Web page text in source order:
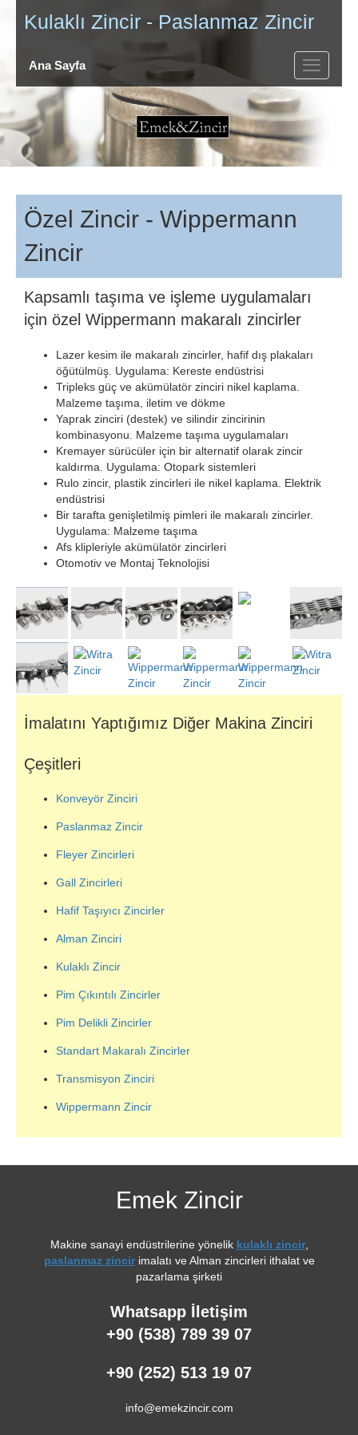
Kulaklı Zincir - Paslanmaz Zincir
Ana Sayfa
Özel Zincir - Wippermann
Zincir
Kapsamlı taşıma ve işleme uygulamaları
için özel Wippermann makaralı zincirler
Lazer kesim ile makaralı zincirler, hafif dış plakaları
öğütülmüş. Uygulama: Kereste endüstrisi
Tripleks güç ve akümülatör zinciri nikel kaplama.
Malzeme taşıma, iletim ve dökme
Yaprak zinciri (destek) ve silindir zincirinin
kombinasyonu. Malzeme taşıma uygulamaları
Kremayer sürücüler için bir alternatif olarak zincir
kaldırma. Uygulama: Otopark sistemleri
Rulo zincir, plastik zincirleri ile nikel kaplama. Elektrik
endüstrisi
Bir tarafta genişletilmiş pimleri ile makaralı zincirler.
Uygulama: Malzeme taşıma
Afs klipleriyle akümülatör zincirleri
Otomotiv ve Montaj Teknolojisi
İmalatını Yaptığımız Diğer Makina Zinciri
Çeşitleri
Konveyör Zinciri
Paslanmaz Zincir
Fleyer Zincirleri
Gall Zincirleri
Hafif Taşıyıcı Zincirler
Alman Zinciri
Kulaklı Zincir
Pim Çıkıntılı Zincirler
Pim Delikli Zincirler
Standart Makaralı Zincirler
Transmisyon Zinciri
Wippermann Zincir
Emek Zincir
Makine sanayi endüstrilerine yönelik kulaklı zincir,
paslanmaz zincirimalatı ve Alman zincirleri ithalat ve
pazarlama şirketi
Whatsapp İletişim
+90 (538) 789 39 07
+90 (252) 513 19 07
info@emekzincir.com